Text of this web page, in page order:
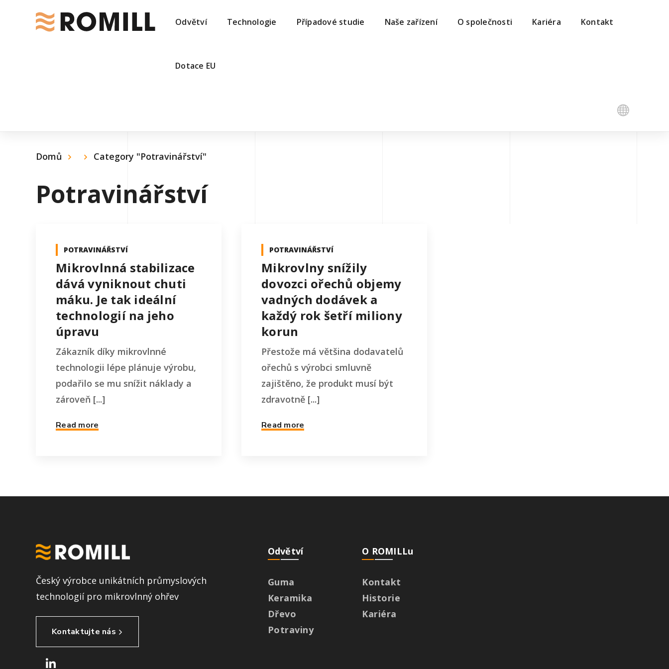
Odvětví Technologie Případové studie Naše zařízení O společnosti Kariéra Kontakt
Dotace EU
Domů Category "Potravinářství"
Potravinářství
POTRAVINÁŘSTVÍ
Mikrovlnná stabilizace
dává vyniknout chuti
máku. Je tak ideální
technologií na jeho
úpravu
Zákazník díky mikrovlnné
technologii lépe plánuje výrobu,
podařilo se mu snížit náklady a
zároveň [...]
Read more
POTRAVINÁŘSTVÍ
Mikrovlny snížily
dovozci ořechů objemy
vadných dodávek a
každý rok šetří miliony
korun
Přestože má většina dodavatelů
ořechů s výrobci smluvně
zajištěno, že produkt musí být
zdravotně [...]
Read more
Český výrobce unikátních průmyslových
technologií pro mikrovlnný ohřev
Kontaktujte nás
Odvětví
Guma
Keramika
Dřevo
Potraviny
O ROMILLu
Kontakt
Historie
Kariéra